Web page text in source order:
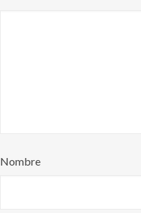
Nombre